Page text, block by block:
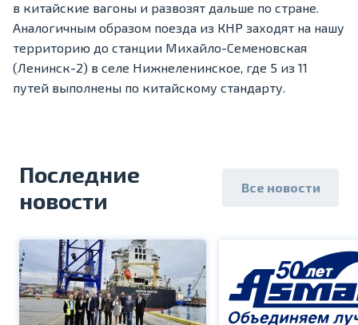
в китайские вагоны и развозят дальше по стране.
Аналогичным образом поезда из КНР заходят на нашу
территорию до станции Михайло-Семеновская
(Ленинск-2) в селе Нижнеленинское, где 5 из 11
путей выполнены по китайскому стандарту.
Последние
новости
Все новости